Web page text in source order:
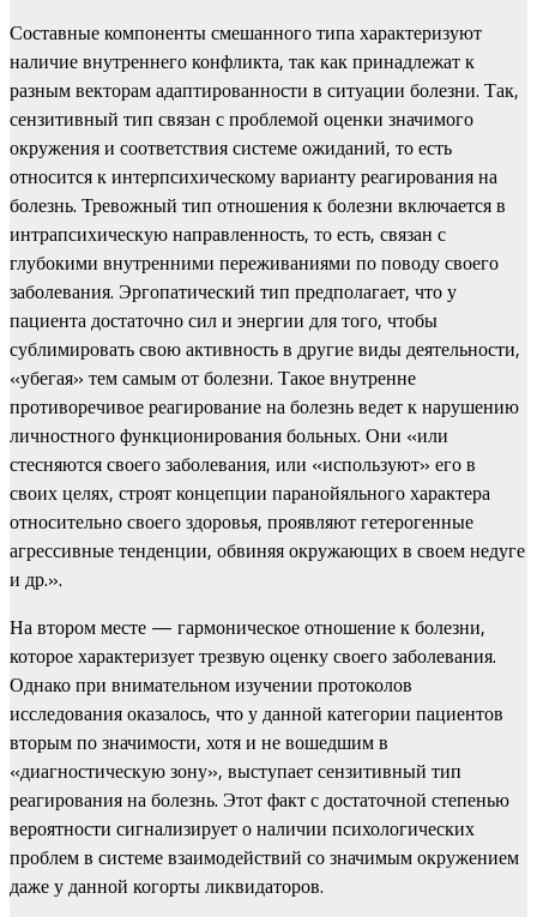
Составные компоненты смешанного типа характеризуют
наличие внутреннего конфликта, так как принадлежат к
разным векторам адаптированности в ситуации болезни. Так,
сензитивный тип связан с проблемой оценки значимого
окружения и соответствия системе ожиданий, то есть
относится к интерпсихическому варианту реагирования на
болезнь. Тревожный тип отношения к болезни включается в
интрапсихическую направленность, то есть, связан с
глубокими внутренними переживаниями по поводу своего
заболевания. Эргопатический тип предполагает, что у
пациента достаточно сил и энергии для того, чтобы
сублимировать свою активность в другие виды деятельности,
«убегая» тем самым от болезни. Такое внутренне
противоречивое реагирование на болезнь ведет к нарушению
личностного функционирования больных. Они «или
стесняются своего заболевания, или «используют» его в
своих целях, строят концепции паранойяльного характера
относительно своего здоровья, проявляют гетерогенные
агрессивные тенденции, обвиняя окружающих в своем недуге
и др.».
На втором месте — гармоническое отношение к болезни,
которое характеризует трезвую оценку своего заболевания.
Однако при внимательном изучении протоколов
исследования оказалось, что у данной категории пациентов
вторым по значимости, хотя и не вошедшим в
«диагностическую зону», выступает сензитивный тип
реагирования на болезнь. Этот факт с достаточной степенью
вероятности сигнализирует о наличии психологических
проблем в системе взаимодействий со значимым окружением
даже у данной когорты ликвидаторов.